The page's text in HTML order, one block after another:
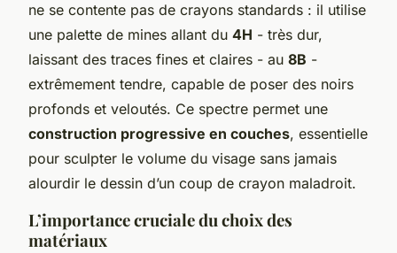
ne se contente pas de crayons standards : il utilise
une palette de mines allant du 4H - très dur,
laissant des traces fines et claires - au 8B -
extrêmement tendre, capable de poser des noirs
profonds et veloutés. Ce spectre permet une
construction progressive en couches, essentielle
pour sculpter le volume du visage sans jamais
alourdir le dessin d’un coup de crayon maladroit.
L’importance cruciale du choix des
matériaux